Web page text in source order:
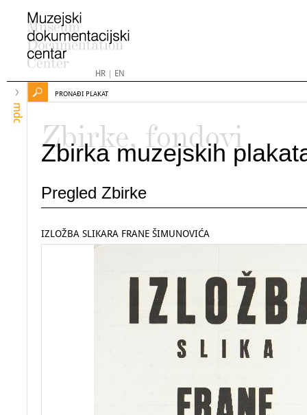
HR| EN
mdc
PRONAĐI PLAKAT
Zbirke, fondovi
Zbirka muzejskih
Pregled Zbirke
IZLOŽBA SLIKARA FRANE ŠIMUNOVIĆA